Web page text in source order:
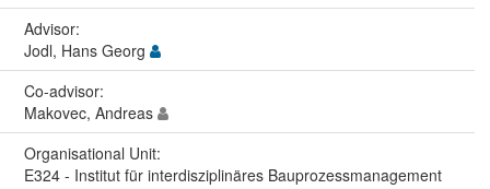
Advisor:
Jodl, Hans Georg
Co-advisor:
Makovec, Andreas
Organisational Unit:
E324 - Institut für interdisziplinäres Bauprozessmanagement